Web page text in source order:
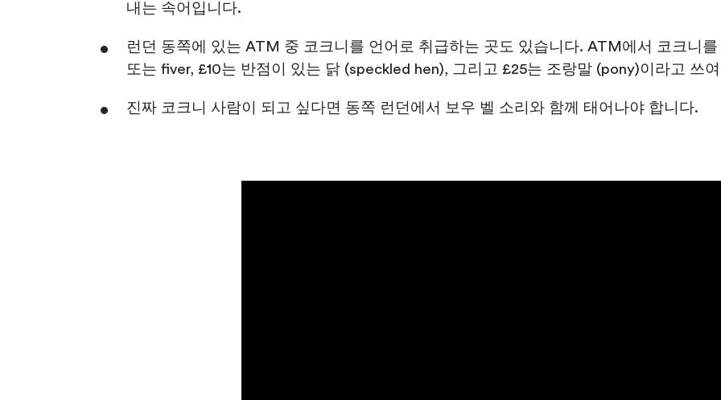
내는 속어입니다.
런던 동쪽에 있는 ATM 중 코크니를 언어로 취급하는 곳도 있습니다. ATM에서 코크니
또는 fiver, £10는 반점이 있는 닭 (speckled hen), 그리고 £25는 조랑말 (pony)이라고 쓰
진짜 코크니 사람이 되고 싶다면 동쪽 런던에서 보우 벨 소리와 함께 태어나야 합니다.